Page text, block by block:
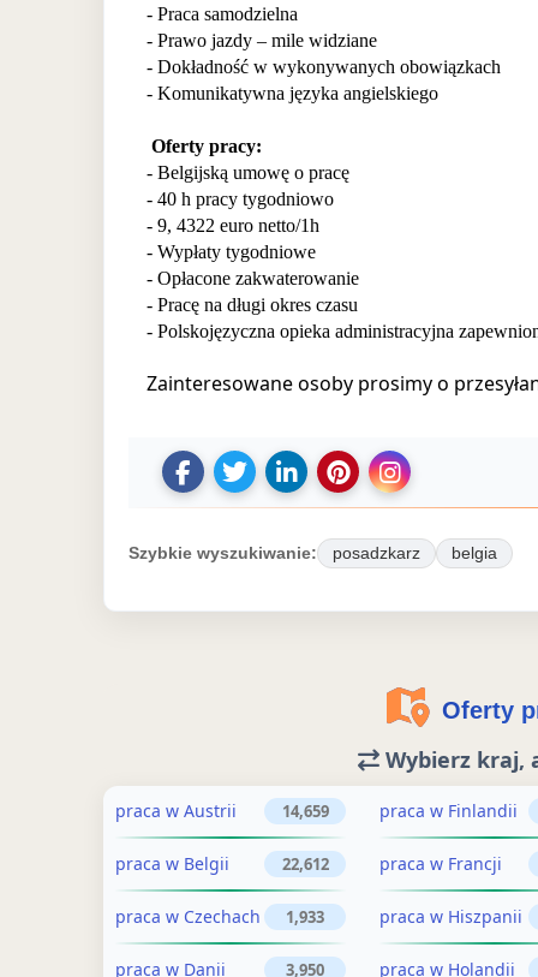
- Praca samodzielna
- Prawo jazdy – mile widziane
- Dokładność w wykonywanych obowiązkach
- Komunikatywna języka angielskiego
Oferty pracy:
- Belgijską umowę o pracę
- 40 h pracy tygodniowo
- 9, 4322 euro netto/1h
- Wypłaty tygodniowe
- Opłacone zakwaterowanie
- Pracę na długi okres czasu
- Polskojęzyczna opieka administracyjna
Zainteresowane osoby prosimy o
U
d
o
t
j
o
f
e
r
t
U
d
o
t
j
o
g
o
s
D
o
d
j
s
z
e
n
i
e
Z
a
p
s
r
t
p
r
U
d
o
t
p
n
i
j
o
g
ł
o
s
Szybkie wyszukiwanie: posadzkarz belgia
Oferty
Wybierz kraj,
praca w Austrii 14,659
praca w Belgii 22,612
praca w Czechach 1,933
praca w Danii 3,950
praca w Finlandii
praca w Francji
praca w Hiszpanii
praca w Holandii